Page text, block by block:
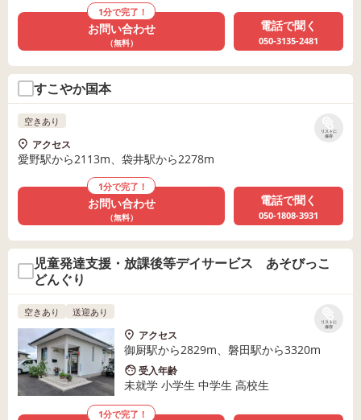
1分で完了！
お問い合わせ
（無料）
電話で聞く
050-3135-2481
すこやか国本
リストに
保存
空きあり
アクセス
愛野駅から2113m、袋井駅から2278m
1分で完了！
お問い合わせ
（無料）
電話で聞く
050-1808-3931
児童発達支援・放課後等デイサービス あそびっこ
どんぐり
リストに
保存
空きあり 送迎あり
アクセス
御厨駅から2829m、磐田駅から3320m
受入年齢
未就学 小学生 中学生 高校生
1分で完了！